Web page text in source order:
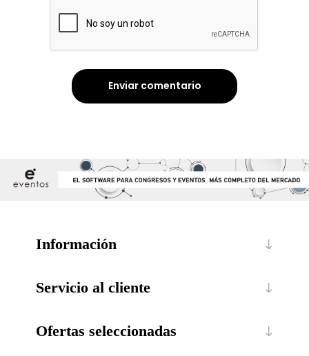
Enviar comentario
Información
Servicio al cliente
Ofertas seleccionadas